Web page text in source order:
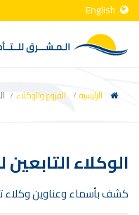
الرئيسية الفروع والوكلاء
الوكلاء
كشف بأسماء وعناوين وكلاء